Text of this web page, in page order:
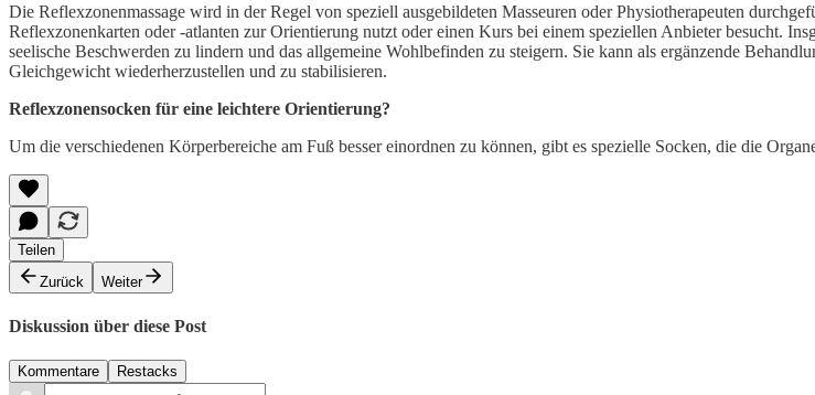
Die Reflexzonenmassage wird in der Regel von speziell ausgebildeten Masseuren oder Physiotherapeuten
Reflexzonenkarten oder -atlanten zur Orientierung nutzt oder einen Kurs bei einem speziellen Anbieter besucht.
seelische Beschwerden zu lindern und das allgemeine Wohlbefinden zu steigern. Sie kann als ergänzende
Gleichgewicht wiederherzustellen und zu stabilisieren.
Reflexzonensocken für eine leichtere Orientierung?
Um die verschiedenen Körperbereiche am Fuß besser einordnen zu können, gibt es spezielle Socken, die die
Teilen
Zurück
Weiter
Diskussion über diese Post
Kommentare Restacks